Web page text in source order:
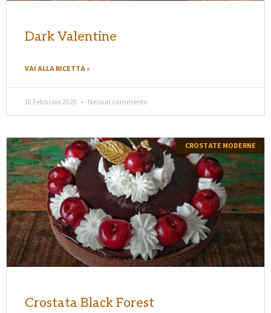
Dark Valentine
VAI ALLA RICETTA »
10 Febbraio 2020 Nessun commento
CROSTATE MODERNE
Crostata Black Forest